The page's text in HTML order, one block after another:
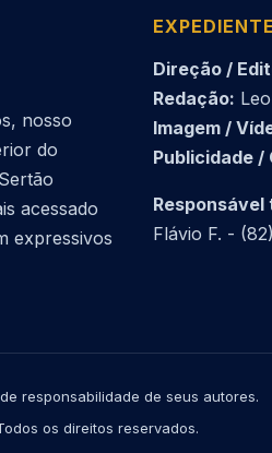
nosso
do
acessado
expressivos
EXPEDIENTE
Direção /
Redação:
Imagem /
Publicidade /
Flávio F. -
responsabilidade de seus autores.
os direitos reservados.